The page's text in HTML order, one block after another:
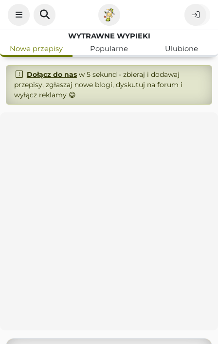
WYTRAWNE WYPIEKI
Nowe przepisy
Popularne Ulubione
Dołącz do nasw 5 sekund - zbieraj i dodawaj
przepisy, zgłaszaj nowe blogi, dyskutuj na forum i
wyłącz reklamy 😄